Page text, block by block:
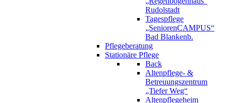
Rudolstadt
Tagespflege
„SeniorenCAMPUS“
Bad Blankenb.
Pflegeberatung
Stationäre Pflege
Back
Altenpflege- &
Betreuungszentrum
„Tiefer Weg“
Altenpflegeheim